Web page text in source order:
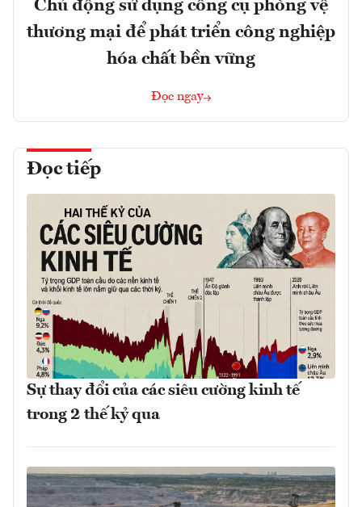
Chủ động sử dụng công cụ phòng vệ
thương mại để phát triển công nghiệp
hóa chất bền vững
Đọc ngay
Đọc tiếp
Sự thay đổi của các siêu cường kinh tế
trong 2 thế kỷ qua